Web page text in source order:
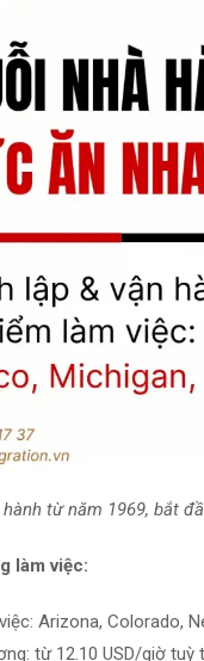
từ năm 1969, bắt
việc:
Arizona, Colorado,
từ 12.10 USD/giờ